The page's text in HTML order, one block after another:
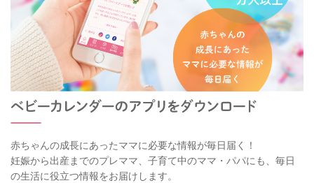
赤ちゃんの成長にあったママに必要な情報が毎日届く！
妊娠から出産までのプレママ、子育て中のママ・パパにも、毎日
の生活に役立つ情報をお届けします。